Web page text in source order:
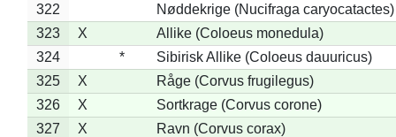
322
Nøddekrige (Nucifraga caryocatactes)
323
X
Allike (Coloeus monedula)
324
*
Sibirisk Allike (Coloeus dauuricus)
325
X
Råge (Corvus frugilegus)
326
X
Sortkrage (Corvus corone)
327
X Ravn (Corvus corax)